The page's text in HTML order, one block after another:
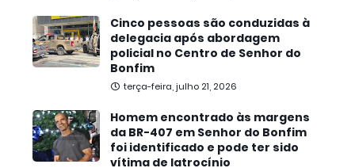
Cinco pessoas são conduzidas à
delegacia após abordagem
policial no Centro de Senhor do
Bonfim
terça-feira, julho 21, 2026
Homem encontrado às margens
da BR-407 em Senhor do Bonfim
foi identificado e pode ter sido
vítima de latrocínio